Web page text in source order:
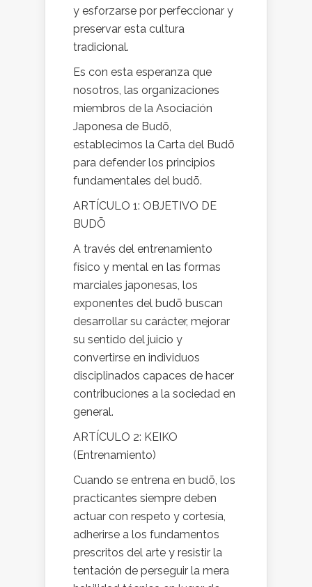
y esforzarse por perfeccionar y
preservar esta cultura
tradicional.
Es con esta esperanza que
nosotros, las organizaciones
miembros de la Asociación
Japonesa de Budō,
establecimos la Carta del Budō
para defender los principios
fundamentales del budō.
ARTÍCULO 1: OBJETIVO DE
BUDŌ
A través del entrenamiento
físico y mental en las formas
marciales japonesas, los
exponentes del budō buscan
desarrollar su carácter, mejorar
su sentido del juicio y
convertirse en individuos
disciplinados capaces de hacer
contribuciones a la sociedad en
general.
ARTÍCULO 2: KEIKO
(Entrenamiento)
Cuando se entrena en budō, los
practicantes siempre deben
actuar con respeto y cortesía,
adherirse a los fundamentos
prescritos del arte y resistir la
tentación de perseguir la mera